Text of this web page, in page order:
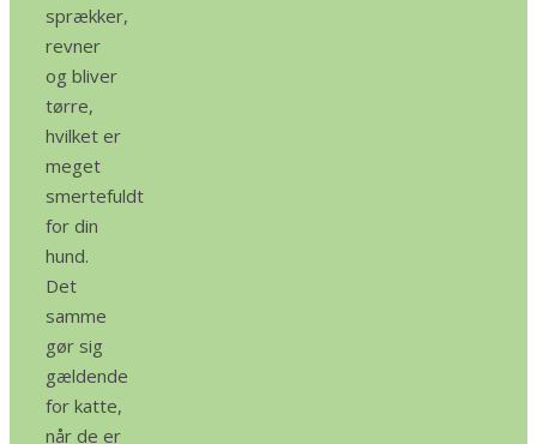
sprækker,
revner
og bliver
tørre,
hvilket er
meget
smertefuldt
for din
hund.
Det
samme
gør sig
gældende
for katte,
når de er